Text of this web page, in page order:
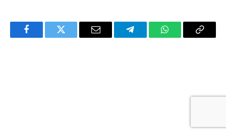
FacebookTwitter Email TelegramWhatsAppCopy